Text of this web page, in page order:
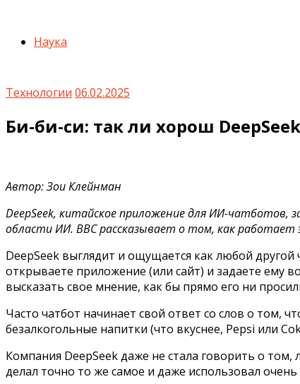
Наука
Технологии 06.02.2025
Би-би-си: так ли хорош
Автор: Зои Клейнман
DeepSeek, китайское приложение для ИИ-чатботов,
области ИИ. BBC рассказывает о том, как работает
DeepSeek выглядит и ощущается как любой другой
открываете приложение (или сайт) и задаете ему
высказать свое мнение, как бы прямо его ни
Часто чатбот начинает свой ответ со слов о том,
безалкогольные напитки (что вкуснее, Pepsi или
Компания DeepSeek даже не стала говорить о
делал точно то же самое и даже использовал